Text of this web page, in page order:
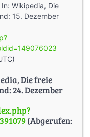
In: Wikipedia, Die
15. Dezember
Die freie
24. Dezember
(Abgerufen: